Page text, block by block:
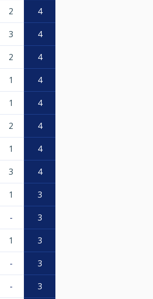
2 4
3 4
2 4
1 4
1 4
2 4
1 4
3 4
1 3
- 3
1 3
- 3
- 3